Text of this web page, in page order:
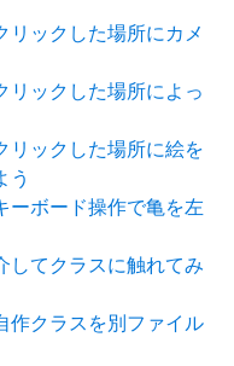
リックした場所にカメ
リックした場所によっ
リックした場所に絵を
う
ーボード操作で亀を左
してクラスに触れてみ
作クラスを別ファイル